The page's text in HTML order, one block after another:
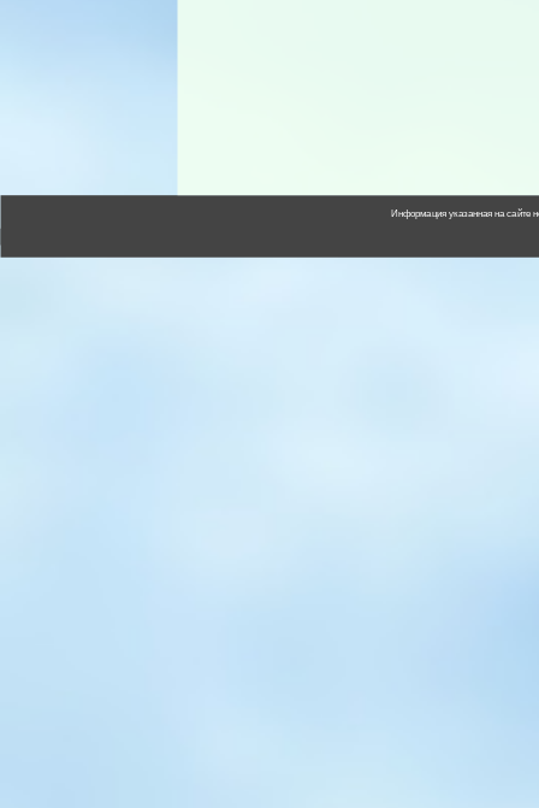
Информация указанная на сайте